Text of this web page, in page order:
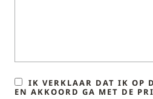
IK VERKLAAR DAT IK OP
EN AKKOORD GA MET DE